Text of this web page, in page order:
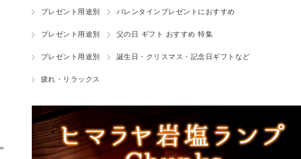
プレゼント用途別 バレンタインプレゼントにおすすめ
プレゼント用途別 父の日 ギフト おすすめ 特集
プレゼント用途別 誕生日・クリスマス・記念日ギフトなど
疲れ・リラックス